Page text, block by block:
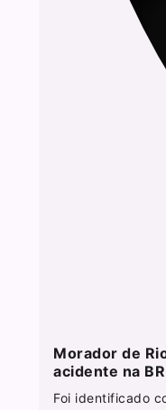
Morador de
acidente na
Foi identificado